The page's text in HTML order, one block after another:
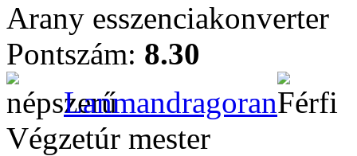
Arany esszenciakonverter
Pontszám: 8.30
Lanmandragoran
Végzetúr mester